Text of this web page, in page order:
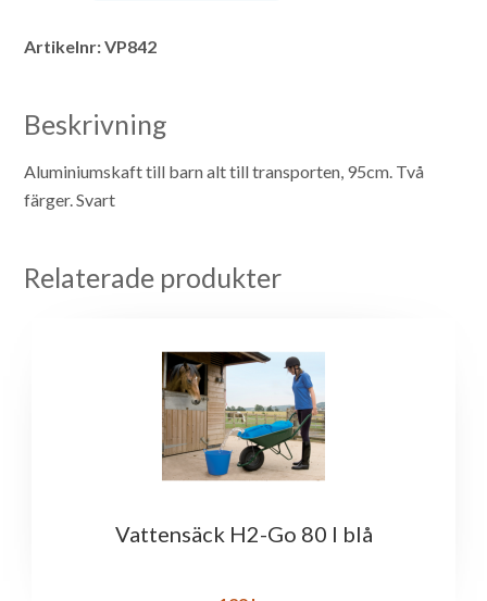
Artikelnr:VP842
Beskrivning
Aluminiumskaft till barn alt till transporten, 95cm. Två
färger. Svart
Relaterade produkter
Vattensäck H2-Go 80 l blå